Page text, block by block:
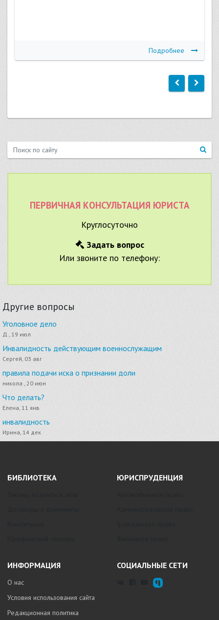
Подробнее
ПЕРВИЧНАЯ КОНСУЛЬТАЦИЯ ЮРИСТА
Круглосуточно
Задать вопрос
Или звоните по телефону:
Другие вопросы
Уголовное дело
Д , 19 июл
Инвалидность действующим военнослужащим
Сергей, 03 авг
правила подачи иска о признании доли
никола , 20 июн
Что делать?
Елена, 11 янв
инвалидность
Ирина, 14 дек
БИБЛИОТЕКА ЮРИСПРУДЕНЦИЯ
ИНФОРМАЦИЯ
О нас
Условия использования сайта
Редакционная политика
СОЦИАЛЬНЫЕ СЕТИ